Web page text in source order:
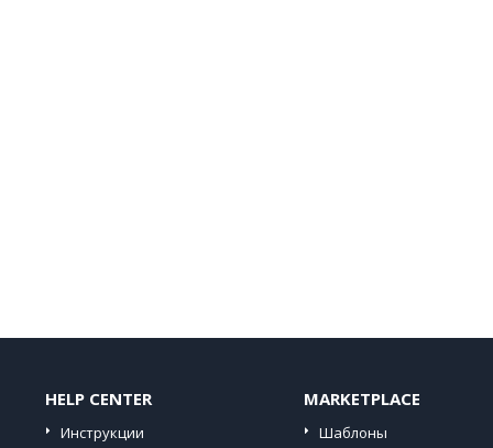
HELP CENTER
Инструкции
MARKETPLACE
Шаблоны